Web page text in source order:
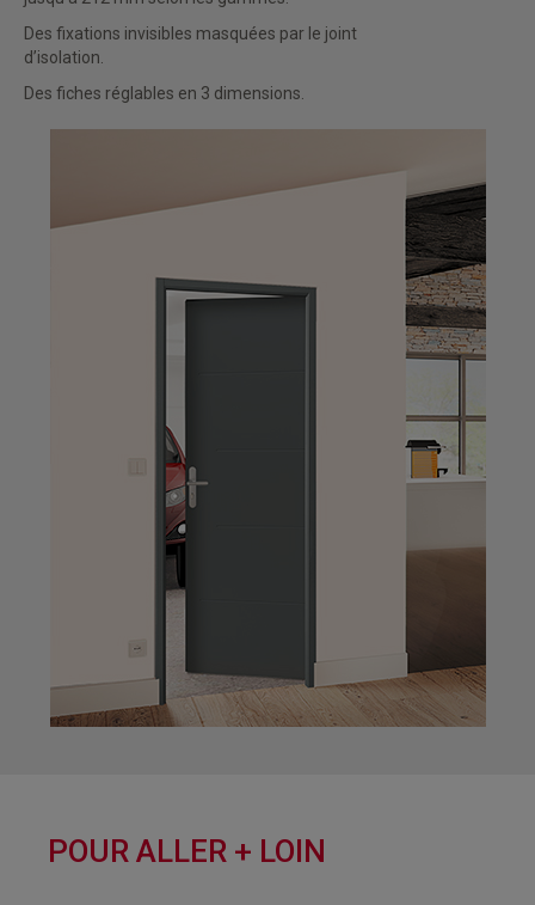
Des fixations invisibles masquées par le joint
d’isolation.
Des fiches réglables en 3 dimensions.
POUR ALLER + LOIN